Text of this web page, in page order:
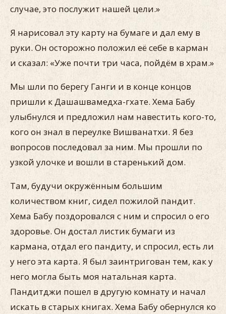
случае, это послужит нашей цели.»
Я нарисовал эту карту на бумаге и дал ему в
руки. Он осторожно положил её себе в карман
и сказал: «Уже почти три часа, пойдём в храм.»
Мы шли по берегу Ганги и в конце концов
пришли к Дашашвамедха-гхате. Хема Бабу
улыбнулся и предложил нам навестить кого-то,
кого он знал в переулке Вишванатхи. Я без
вопросов последовал за ним. Мы прошли по
узкой улочке и вошли в старенький дом.
Там, будучи окружённым большим
количеством книг, сидел пожилой пандит.
Хема Бабу поздоровался с ним и спросил о его
здоровье. Он достал листик бумаги из
кармана, отдал его пандиту, и спросил, есть ли
у него эта карта. Я был заинтригован тем, как у
него могла быть моя натальная карта.
Пандитджи пошел в другую комнату и начал
искать в старых книгах. Хема Бабу обернулся ко